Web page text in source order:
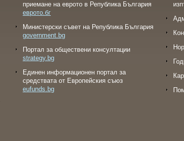
приемане на еврото в Република България
еврото.бг
Министерски съвет на Република България
government.bg
Портал за обществени консултации
strategy.bg
Eдинен информационен портал за
средствата от Европейския съюз
eufunds.bg